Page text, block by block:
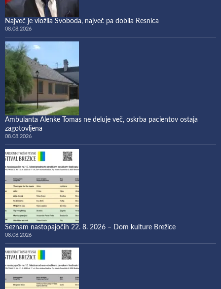
Največ je vložila Svoboda, največ pa dobila Resnica
08.08.2026
Ambulanta Alenke Tomas ne deluje več, oskrba pacientov ostaja
zagotovljena
08.08.2026
Seznam nastopajočih 22. 8. 2026 – Dom kulture Brežice
08.08.2026